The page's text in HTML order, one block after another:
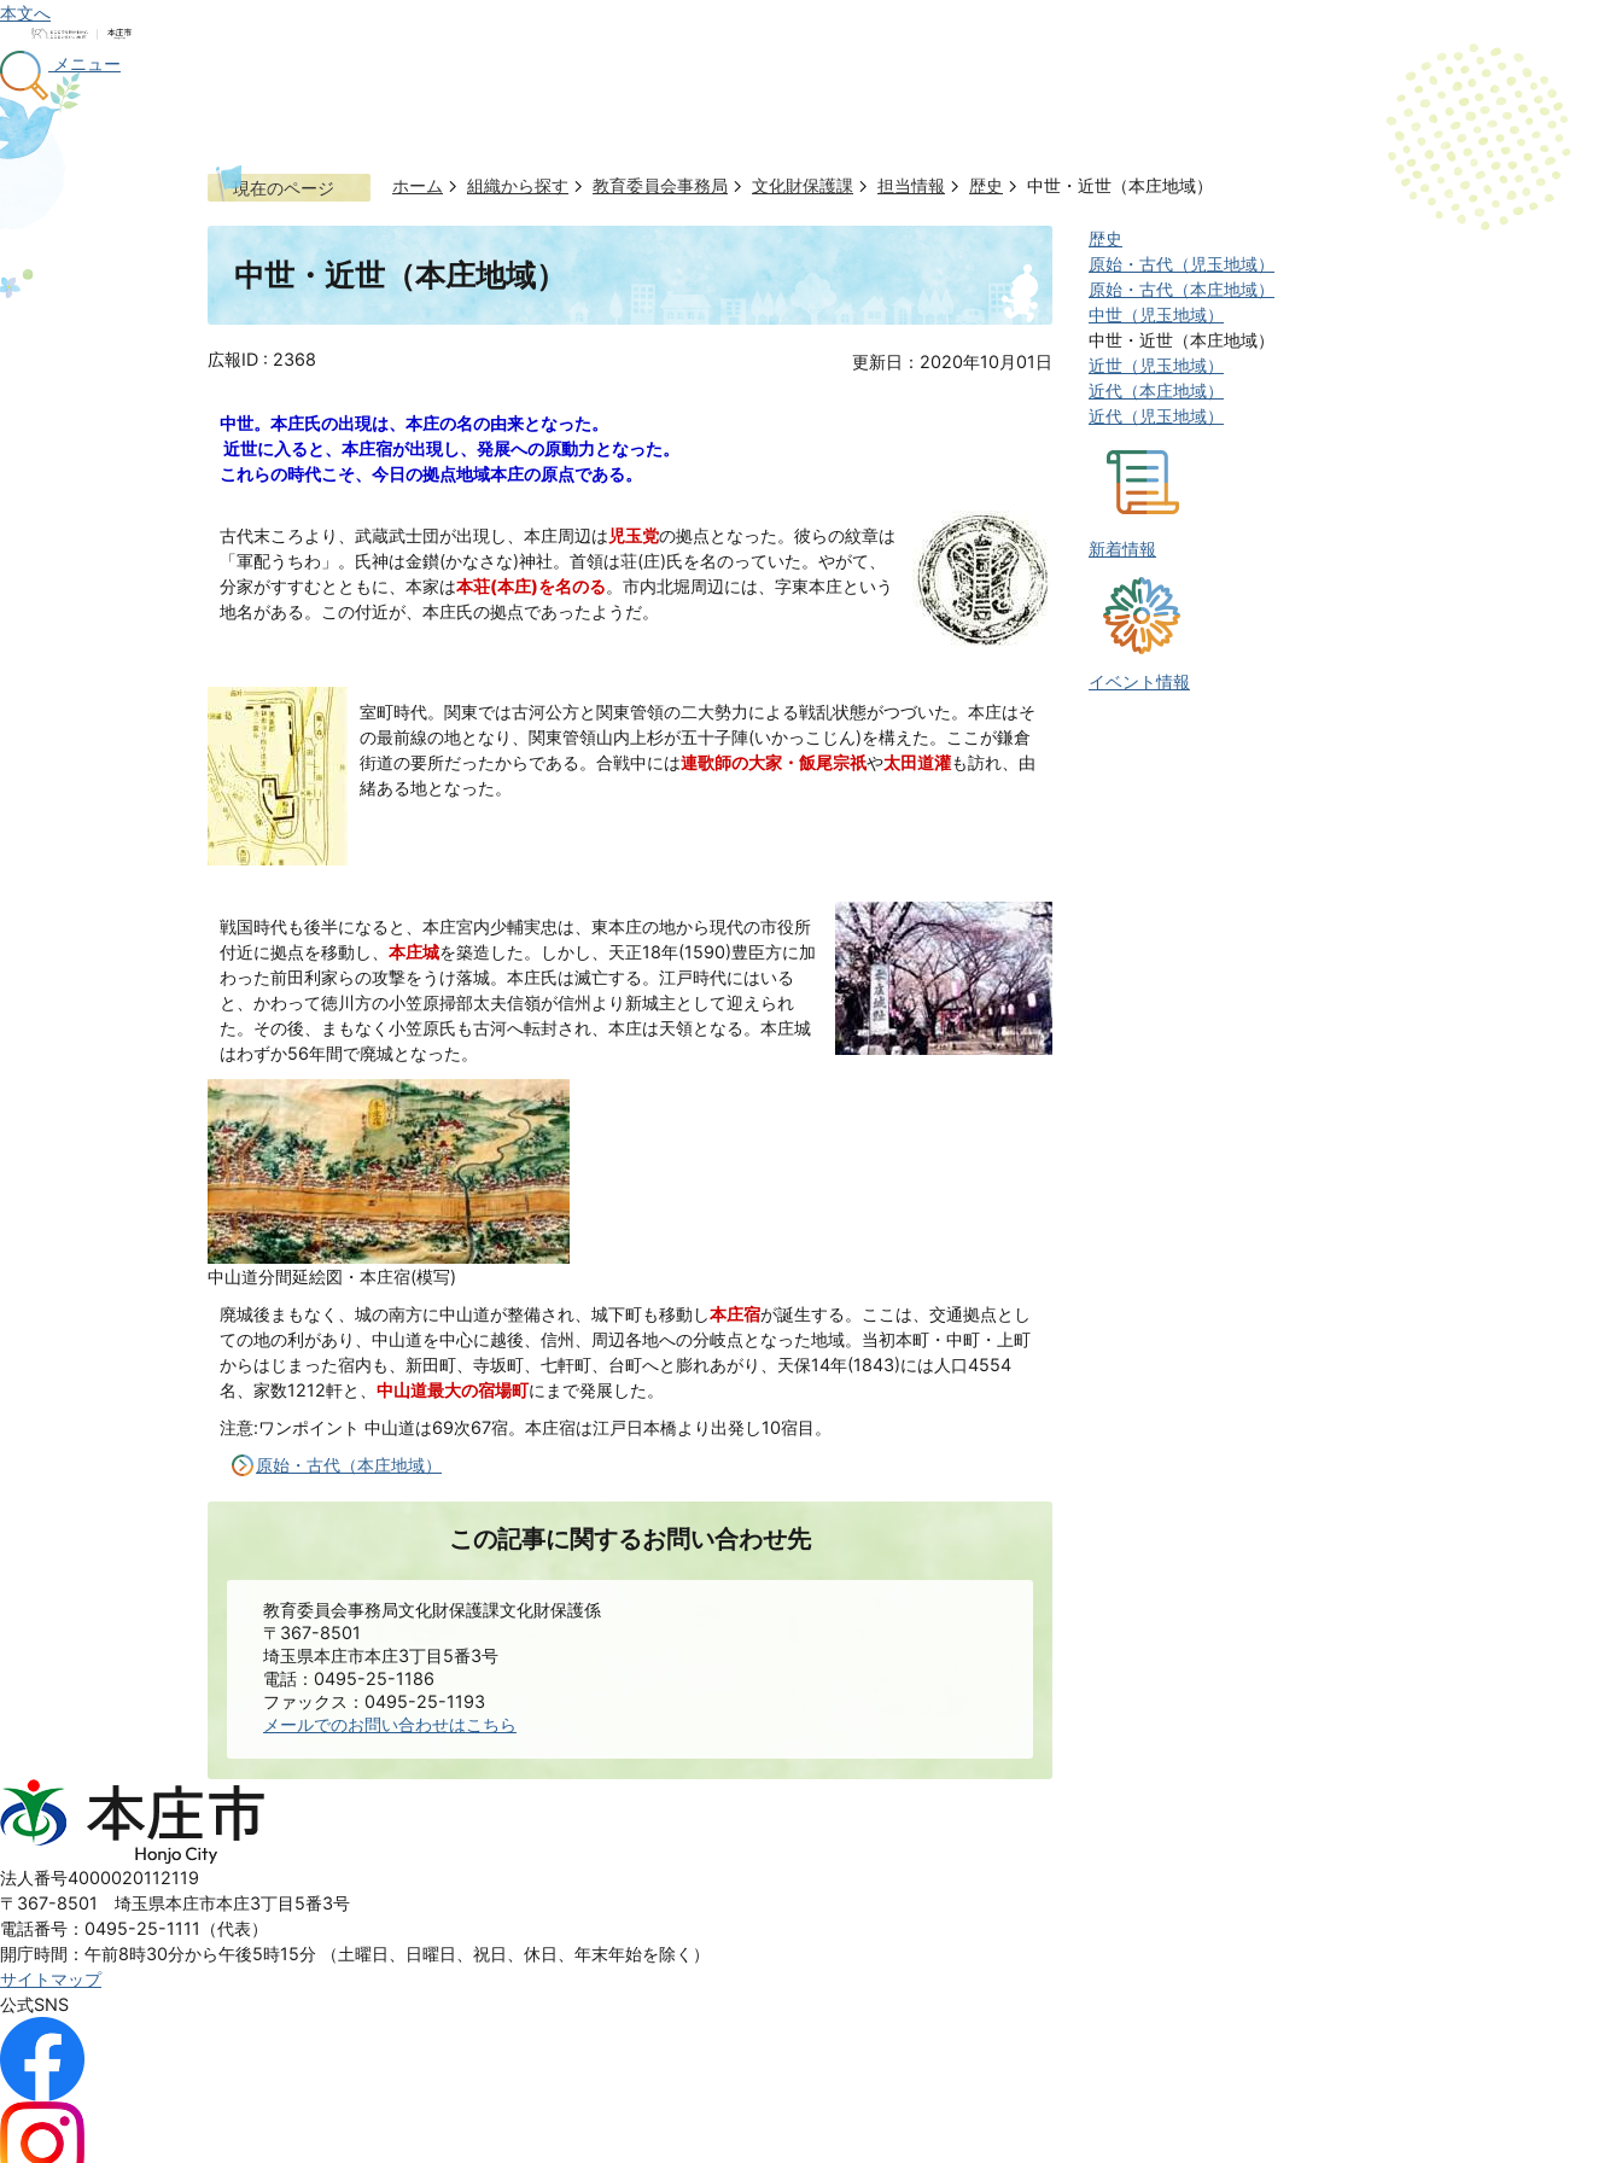
本文へ
メニュー
現在のページ ホーム 組織から探す 教育委員会事務局 文化財保護課 担当情報 歴史 中世・近世（本庄地域）
中世・近世（本庄地域）
更新日：2020年10月01日
広報ID : 2368
中世。本庄氏の出現は、本庄の名の由来となった。
近世に入ると、本庄宿が出現し、発展への原動力となった。
これらの時代こそ、今日の拠点地域本庄の原点である。
古代末ころより、武蔵武士団が出現し、本庄周辺は児玉党の拠点となった。彼らの紋章は
「軍配うちわ」。氏神は金鑚(かなさな)神社。首領は荘(庄)氏を名のっていた。やがて、
分家がすすむとともに、本家は本荘(本庄)を名のる。市内北堀周辺には、字東本庄という
地名がある。この付近が、本庄氏の拠点であったようだ。
室町時代。関東では古河公方と関東管領の二大勢力による戦乱状態がつづいた。本庄はそ
の最前線の地となり、関東管領山内上杉が五十子陣(いかっこじん)を構えた。ここが鎌倉
街道の要所だったからである。合戦中には連歌師の大家・飯尾宗祇や太田道灌も訪れ、由
緒ある地となった。
戦国時代も後半になると、本庄宮内少輔実忠は、東本庄の地から現代の市役所
付近に拠点を移動し、 本庄城を築造した。しかし、天正18年(1590)豊臣方に加
わった前田利家らの攻撃をうけ落城。本庄氏は滅亡する。江戸時代にはいる
と、かわって徳川方の小笠原掃部太夫信嶺が信州より新城主として迎えられ
た。その後、まもなく小笠原氏も古河へ転封され、本庄は天領となる。本庄城
はわずか56年間で廃城となった。
中山道分間延絵図・本庄宿(模写)
廃城後まもなく、城の南方に中山道が整備され、城下町も移動し本庄宿が誕生する。ここは、交通拠点とし
ての地の利があり、中山道を中心に越後、信州、周辺各地への分岐点となった地域。当初本町・中町・上町
からはじまった宿内も、新田町、寺坂町、七軒町、台町へと膨れあがり、天保14年(1843)には人口4554
名、家数1212軒と、 中山道最大の宿場町にまで発展した。
注意:ワンポイント 中山道は69次67宿。本庄宿は江戸日本橋より出発し10宿目。
原始・古代（本庄地域）
この記事に関するお問い合わせ先
教育委員会事務局文化財保護課文化財保護係
〒367-8501
埼玉県本庄市本庄3丁目5番3号
電話：0495-25-1186
ファックス：0495-25-1193
メールでのお問い合わせはこちら
歴史
原始・古代（児玉地域）
原始・古代（本庄地域）
中世（児玉地域）
中世・近世（本庄地域）
近世（児玉地域）
近代（本庄地域）
近代（児玉地域）
新着情報
イベント情報
本
庄
Honjo
City
法人番号4000020112119
〒367-8501 埼玉県本庄市本庄3丁目5番3号
電話番号：0495-25-1111（代表）
開庁時間：午前8時30分から午後5時15分
（土曜日、日曜日、祝日、休日、年末年始を除く）
サイトマップ
公式SNS